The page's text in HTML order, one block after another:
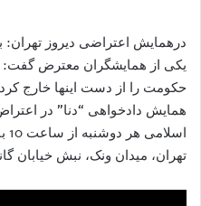
درهمایش اعتراضی دیروز تهران:
یکی از همایشگران معترض
حکومت را از دست اینها خارج
همایش دادخواهی “دنا” در
تهران، میدان ونک، نبش خیابان